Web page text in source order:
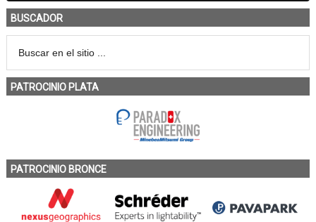
BUSCADOR
PATROCINIO PLATA
PATROCINIO BRONCE